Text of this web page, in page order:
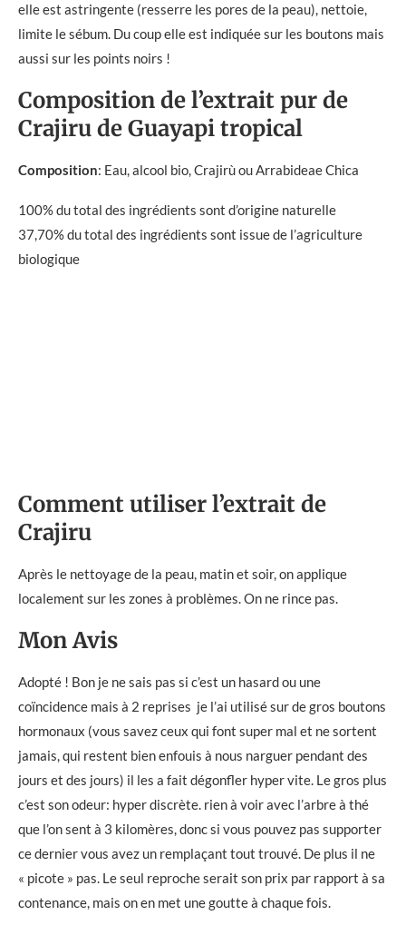
elle est astringente (resserre les pores de la peau), nettoie,
limite le sébum. Du coup elle est indiquée sur les boutons mais
aussi sur les points noirs !
Composition de l’extrait pur de
Crajiru de Guayapi tropical
Composition: Eau, alcool bio, Crajirù ou Arrabideae Chica
100% du total des ingrédients sont d’origine naturelle
37,70% du total des ingrédients sont issue de l’agriculture
biologique
Comment utiliser l’extrait de
Crajiru
Après le nettoyage de la peau, matin et soir, on applique
localement sur les zones à problèmes. On ne rince pas.
Mon Avis
Adopté ! Bon je ne sais pas si c’est un hasard ou une
coïncidence mais à 2 reprises je l’ai utilisé sur de gros boutons
hormonaux (vous savez ceux qui font super mal et ne sortent
jamais, qui restent bien enfouis à nous narguer pendant des
jours et des jours) il les a fait dégonfler hyper vite. Le gros plus
c’est son odeur: hyper discrète. rien à voir avec l’arbre à thé
que l’on sent à 3 kilomères, donc si vous pouvez pas supporter
ce dernier vous avez un remplaçant tout trouvé. De plus il ne
« picote » pas. Le seul reproche serait son prix par rapport à sa
contenance, mais on en met une goutte à chaque fois.